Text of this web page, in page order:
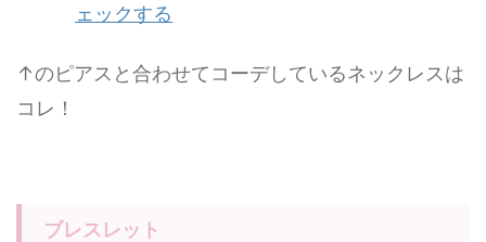
ェックする
↑のピアスと合わせてコーデしているネックレスは
コレ！
ブレスレット